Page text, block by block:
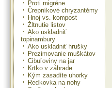
Proti migréne
Črepníkové chryzantémy
Hnoj vs. kompost
Žltnutie listov
Ako uskladniť
topinambury
Ako uskladniť hrušky
Prezimovanie muškátov
Cibuľoviny na jar
Krtko v záhrade
Kým zasadíte uhorky
Reďkovka na nohy